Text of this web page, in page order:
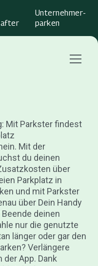
Unternehmer­
parken
Menu
Mit Parkster findest
Mit der
du deinen
über
Parkplatz in
und mit Parkster
über Dein Handy
deinen
nur die genutzte
länger oder gar den
Verlängere
App. Dank